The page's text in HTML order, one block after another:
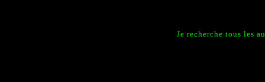
Je recherche tous les